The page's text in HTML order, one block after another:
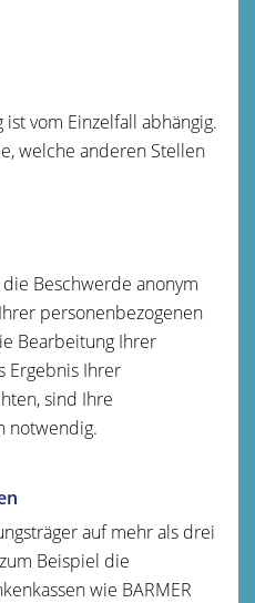
vom Einzelfall abhängig.
welche anderen Stellen
Beschwerde anonym
personenbezogenen
Bearbeitung Ihrer
Ergebnis Ihrer
sind Ihre
notwendig.
auf mehr als drei
Beispiel die
wie BARMER